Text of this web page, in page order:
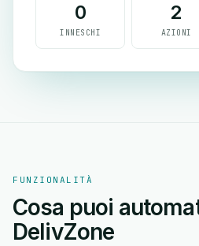
0
INNESCHI
2
AZIONI
FUNZIONALITÀ
Cosa puoi
DelivZone